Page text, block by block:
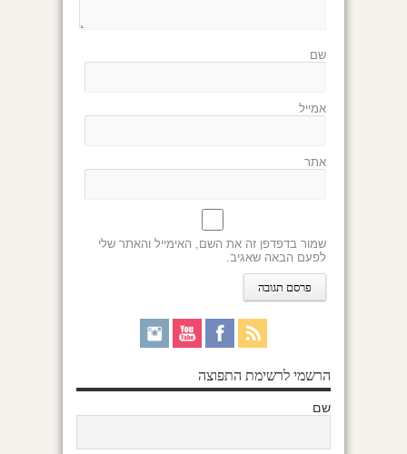
שם
אמייל
אתר
שמור בדפדפן זה את השם, האימייל והאתר שלי
לפעם הבאה שאגיב.
הרשמי לרשימת התפוצה
שם